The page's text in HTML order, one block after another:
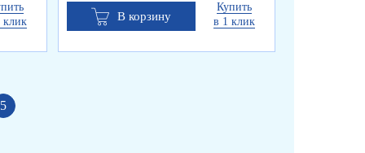
клик
В корзину
Купить
в 1 клик
5